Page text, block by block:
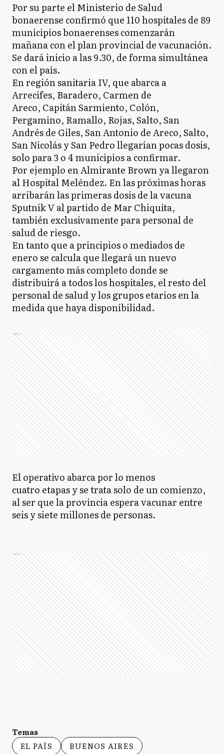
Por su parte el Ministerio de Salud
bonaerense confirmó que 110 hospitales de 89
municipios bonaerenses comenzarán
mañana con el plan provincial de vacunación.
Se dará inicio a las 9.30, de forma simultánea
con el país.
En región sanitaria IV, que abarca a
Arrecifes, Baradero, Carmen de
Areco, Capitán Sarmiento, Colón,
Pergamino, Ramallo, Rojas, Salto, San
Andrés de Giles, San Antonio de Areco, Salto,
San Nicolás y San Pedro llegarían pocas dosis,
solo para 3 o 4 municipios a confirmar.
Por ejemplo en Almirante Brown ya llegaron
al Hospital Meléndez. En las próximas horas
arribarán las primeras dosis de la vacuna
Sputnik V al partido de Mar Chiquita,
también exclusivamente para personal de
salud de riesgo.
En tanto que a principios o mediados de
enero se calcula que llegará un nuevo
cargamento más completo donde se
distribuirá a todos los hospitales, el resto del
personal de salud y los grupos etarios en la
medida que haya disponibilidad.
Ads
El operativo abarca por lo menos
cuatro etapas y se trata solo de un comienzo,
al ser que la provincia espera vacunar entre
seis y siete millones de personas.
Ads
Temas
EL PAÍS
BUENOS AIRES